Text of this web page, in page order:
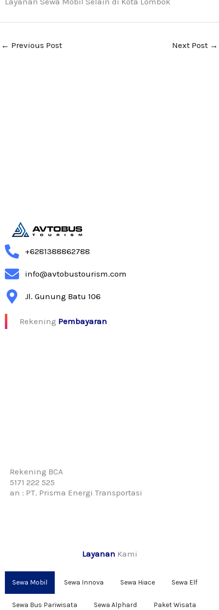
← Previous Post Next Post →
+6281388862788
info@avtobustourism.com
Jl. Gunung Batu 106
Rekening Pembayaran
Rekening BCA
5171 222 525
an : PT. Prisma Energi Transportasi
Layanan Kami
Sewa Mobil Sewa Innova Sewa Hiace Sewa Elf
Sewa Bus Pariwisata Sewa Alphard Paket Wisata